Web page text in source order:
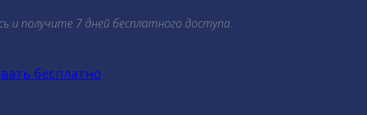
и получите 7 дней бесплатного доступа.
бесплатно